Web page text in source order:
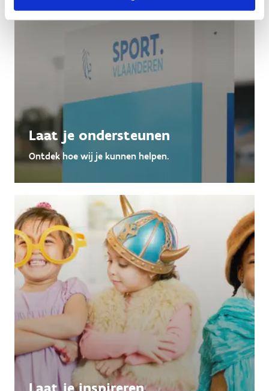
Laat je ondersteunen
Ontdek hoe wij je kunnen helpen.